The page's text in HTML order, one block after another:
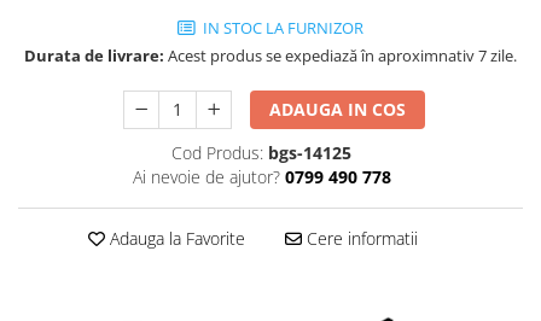
IN STOC LA FURNIZOR
Durata de livrare: Acest produs se expediază în aproximnativ 7 zile.
ADAUGA IN COS
Cod Produs: bgs-14125
Ai nevoie de ajutor? 0799 490 778
Adauga la Favorite Cere informatii